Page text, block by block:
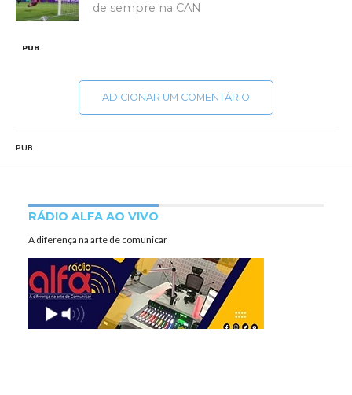
de sempre na CAN
PUB
ADICIONAR UM COMENTÁRIO
PUB
RÁDIO ALFA AO VIVO
A diferença na arte de comunicar